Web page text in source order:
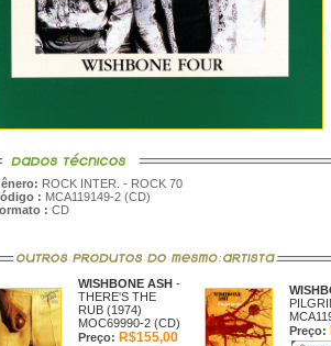
ROCK INTER. - ROCK 70
: MCA119149-2 (CD)
: CD
WISHBONE ASH -
THERE'S THE
RUB (1974)
MOC69990-2 (CD)
Preço: R$155,00
Preço: